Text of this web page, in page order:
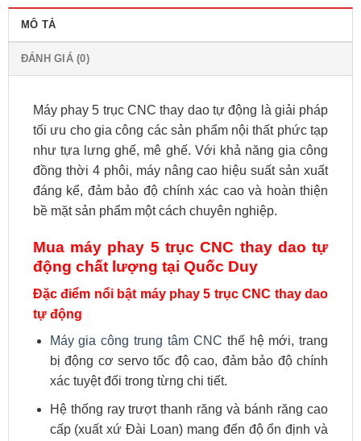
MÔ TẢ
ĐÁNH GIÁ (0)
Máy phay 5 trục CNC thay dao tự động là giải pháp
tối ưu cho gia công các sản phẩm nội thất phức tạp
như tựa lưng ghế, mê ghế. Với khả năng gia công
đồng thời 4 phôi, máy nâng cao hiệu suất sản xuất
đáng kể, đảm bảo độ chính xác cao và hoàn thiện
bề mặt sản phẩm một cách chuyên nghiệp.
Mua máy phay 5 trục CNC thay dao tự
động chất lượng tại Quốc Duy
Đặc điểm nổi bật máy phay 5 trục CNC thay dao
tự động
Máy gia công trung tâm CNC thế hệ mới, trang
bị động cơ servo tốc độ cao, đảm bảo độ chính
xác tuyệt đối trong từng chi tiết.
Hệ thống ray trượt thanh răng và bánh răng cao
cấp (xuất xứ Đài Loan) mang đến độ ổn định và